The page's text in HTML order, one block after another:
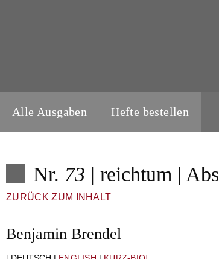
Alle Ausgaben Hefte bestellen
Nr. 73 | reichtum |
ZURÜCK ZUM INHALT
Benjamin Brendel